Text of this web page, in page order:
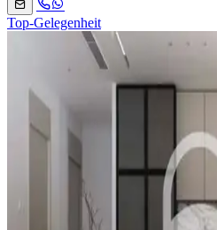
Top-Gelegenheit